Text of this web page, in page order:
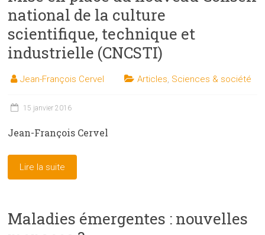
national de la culture
scientifique, technique et
industrielle (CNCSTI)
Jean-François Cervel Articles, Sciences & société
15 janvier 2016
Jean-François Cervel
Lire la suite
Maladies émergentes : nouvelles